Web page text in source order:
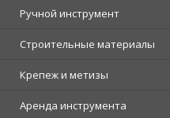
Ручной инструмент
Строительные материалы
Крепеж и метизы
Аренда инструмента